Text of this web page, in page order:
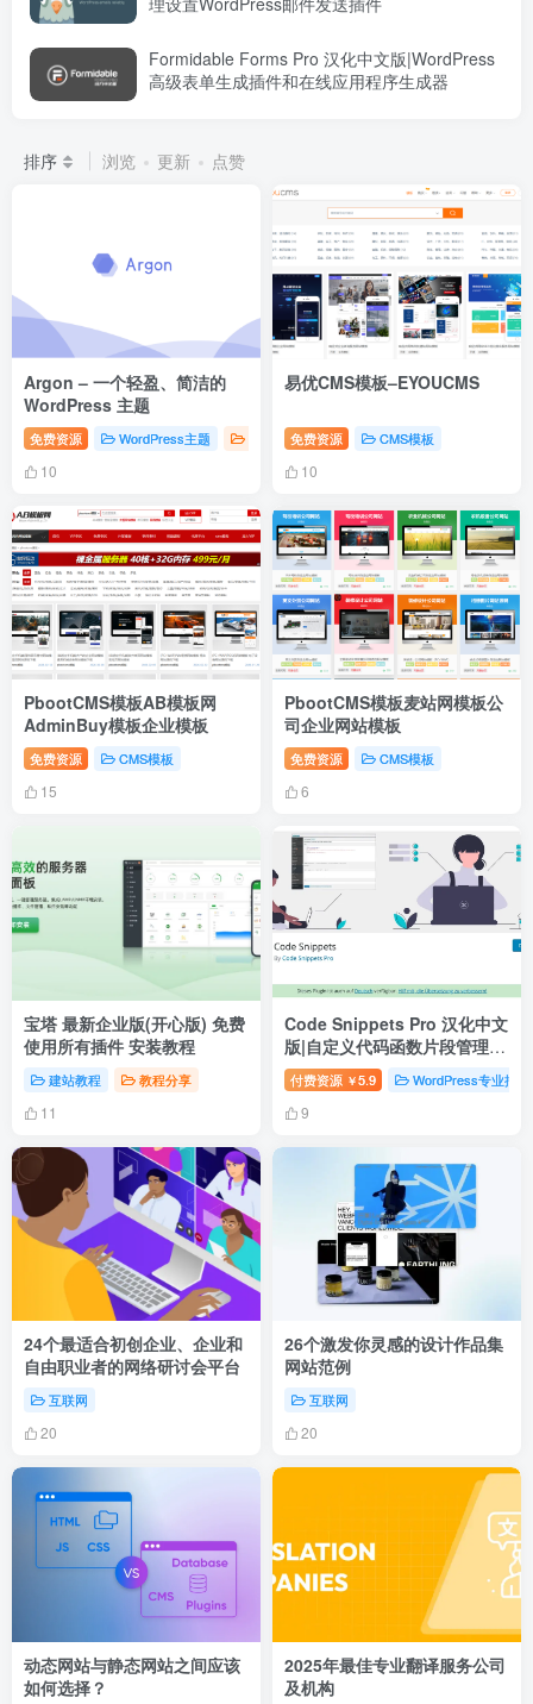
Formidable Forms Pro 汉化中文版|WordPress
高级表单生成插件和在线应用程序生成器
排序 浏览 更新 点赞
Argon – 一个轻盈、简洁的
WordPress 主题
免费资源 WordPress主题 WordPress免费主题
10
易优CMS模板–EYOUCMS
免费资源 CMS模板
10
PbootCMS模板AB模板网
AdminBuy模板企业模板
免费资源 CMS模板
15
PbootCMS模板麦站网模板公
司企业网站模板
免费资源 CMS模板
6
宝塔 最新企业版(开心版) 免费
使用所有插件 安装教程
建站教程 教程分享
11
Code Snippets Pro 汉化中文
版|自定义代码函数片段管理
WordPress插件
付费资源 ￥5.9 WordPress专业插件
9
24个最适合初创企业、企业和
自由职业者的网络研讨会平台
互联网
20
26个激发你灵感的设计作品集
网站范例
互联网
20
动态网站与静态网站之间应该
如何选择？
2025年最佳专业翻译服务公司
及机构